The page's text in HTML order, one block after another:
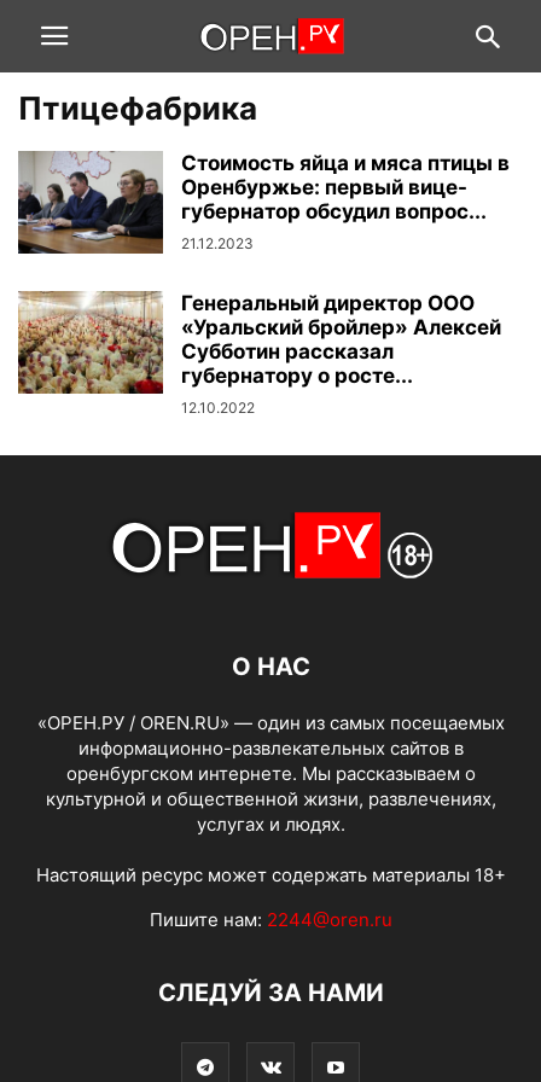
Птицефабрика
Стоимость яйца и мяса птицы в
Оренбуржье: первый вице-
губернатор обсудил вопрос...
21.12.2023
Генеральный директор ООО
«Уральский бройлер» Алексей
Субботин рассказал
губернатору о росте...
12.10.2022
О НАС
«ОРЕН.РУ / OREN.RU» — один из самых посещаемых
информационно-развлекательных сайтов в
оренбургском интернете. Мы рассказываем о
культурной и общественной жизни, развлечениях,
услугах и людях.
Настоящий ресурс может содержать материалы 18+
Пишите нам: 2244@oren.ru
СЛЕДУЙ ЗА НАМИ